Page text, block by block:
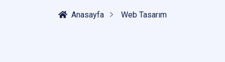
Anasayfa Web Tasarım